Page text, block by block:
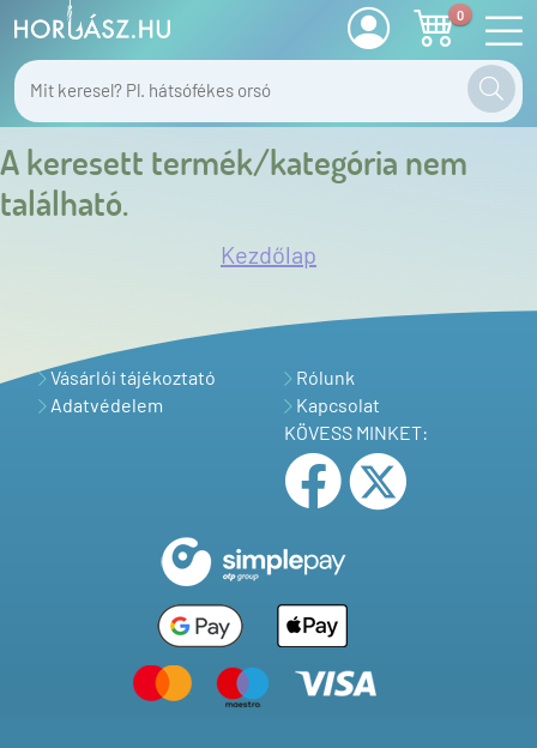
0
A keresett termék/kategória nem
található.
Kezdőlap
Vásárlói tájékoztató
Adatvédelem
Rólunk
Kapcsolat
KÖVESS MINKET: